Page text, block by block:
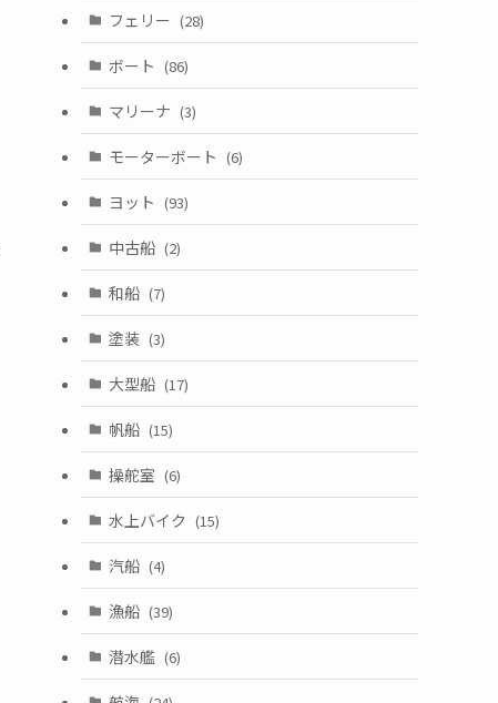
フェリー (28)
ボート (86)
マリーナ (3)
モーターボート (6)
ヨット (93)
中古船 (2)
和船 (7)
塗装 (3)
大型船 (17)
帆船 (15)
操舵室 (6)
水上バイク (15)
汽船 (4)
漁船 (39)
潜水艦 (6)